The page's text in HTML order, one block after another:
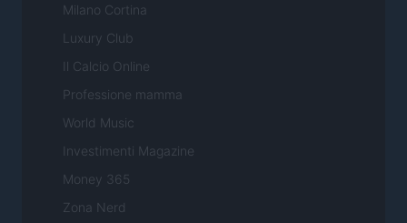
Milano Cortina
Luxury Club
Il Calcio Online
Professione mamma
World Music
Investimenti Magazine
Money 365
Zona Nerd